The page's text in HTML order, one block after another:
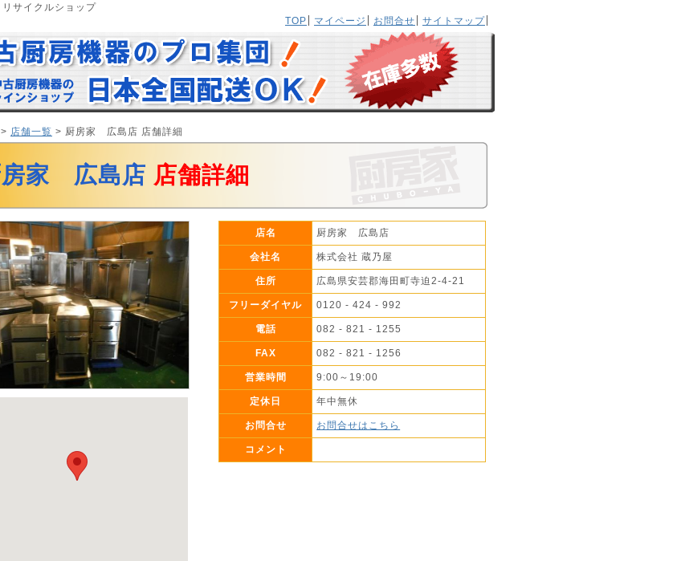
サイクルショップ
TOP
マイページ お問合せ サイトマップ
> 店舗一覧 > 厨房家 広島店 店舗詳細
房家 広島店 店舗詳細
店名 厨房家 広島店
会社名 株式会社 蔵乃屋
住所 広島県安芸郡海田町寺迫2-4-21
フリーダイヤル 0120 - 424 - 992
電話 082 - 821 - 1255
FAX 082 - 821 - 1256
営業時間 9:00～19:00
定休日 年中無休
お問合せ お問合せはこちら
コメント